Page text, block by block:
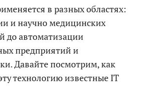
в разных областях:
и научно медицинских
до автоматизации
предприятий и
Давайте посмотрим, как
технологию известные IT
Развитие проекта
на обработку персональных
с
данных
на получение информационных и
сообщений